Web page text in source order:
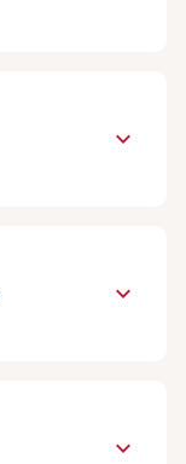
keyboard_arrow_down
keyboard_arrow_down
keyboard_arrow_down